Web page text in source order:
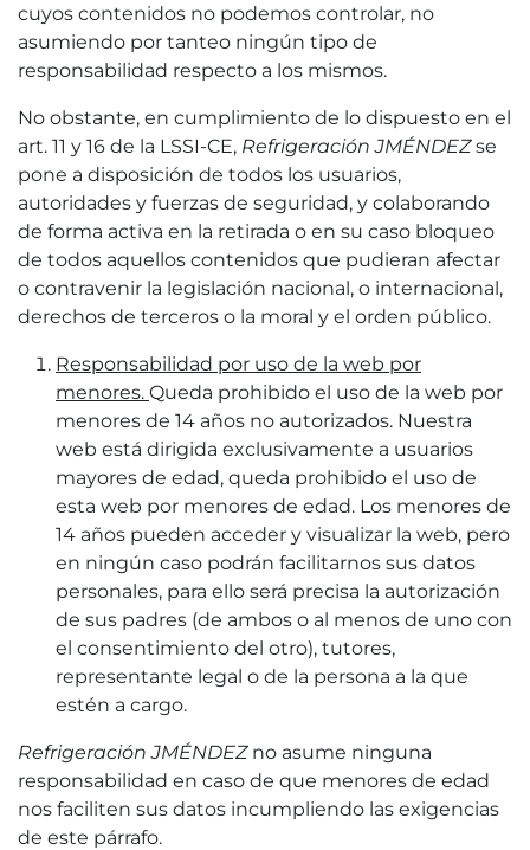
cuyos contenidos no podemos controlar, no
asumiendo por tanteo ningún tipo de
responsabilidad respecto a los mismos.
No obstante, en cumplimiento de lo dispuesto en el
art. 11 y 16 de la LSSI-CE, Refrigeración JMÉNDEZse
pone a disposición de todos los usuarios,
autoridades y fuerzas de seguridad, y colaborando
de forma activa en la retirada o en su caso bloqueo
de todos aquellos contenidos que pudieran afectar
o contravenir la legislación nacional, o internacional,
derechos de terceros o la moral y el orden público.
Responsabilidad por uso de la web por
menores. Queda prohibido el uso de la web por
menores de 14 años no autorizados. Nuestra
web está dirigida exclusivamente a usuarios
mayores de edad, queda prohibido el uso de
esta web por menores de edad. Los menores de
14 años pueden acceder y visualizar la web, pero
en ningún caso podrán facilitarnos sus datos
personales, para ello será precisa la autorización
de sus padres (de ambos o al menos de uno con
el consentimiento del otro), tutores,
representante legal o de la persona a la que
estén a cargo.
Refrigeración JMÉNDEZno asume ninguna
responsabilidad en caso de que menores de edad
nos faciliten sus datos incumpliendo las exigencias
de este párrafo.